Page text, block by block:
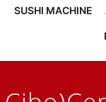
SUSHI MACHINE